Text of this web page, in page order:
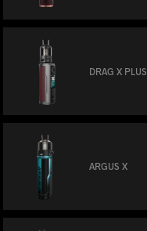
DRAG X PLUS
ARGUS X